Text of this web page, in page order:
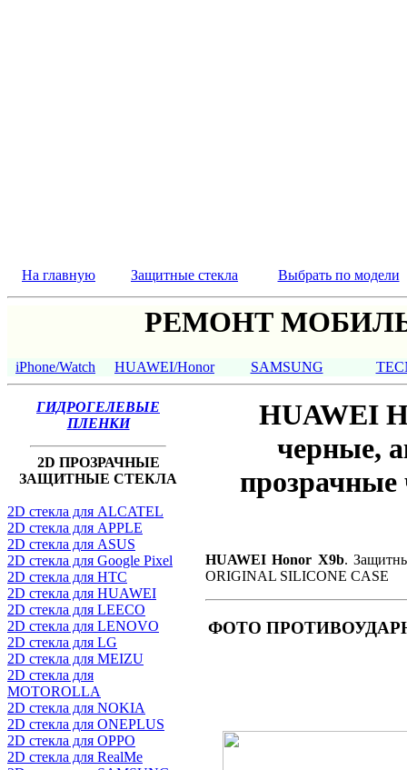
На главную Защитные стекла Выбрать по модели
РЕМОНТ
iPhone/Watch HUAWEI/Honor SAMSUNG
ГИДРОГЕЛЕВЫЕ
ПЛЕНКИ
2D ПРОЗРАЧНЫЕ
ЗАЩИТНЫЕ СТЕКЛА
2D стекла для ALCATEL
2D стекла для APPLE
2D стекла для ASUS
2D стекла для Google Pixel
2D стекла для HTC
2D стекла для HUAWEI
2D стекла для LEECO
2D стекла для LENOVO
2D стекла для LG
2D стекла для MEIZU
2D стекла для
MOTOROLLA
2D стекла для NOKIA
2D стекла для ONEPLUS
2D стекла для OPPO
2D стекла для RealMe
HUAWEI
черные,
HUAWEI Honor X9b.
ORIGINAL SILICONE CASE
ФОТО